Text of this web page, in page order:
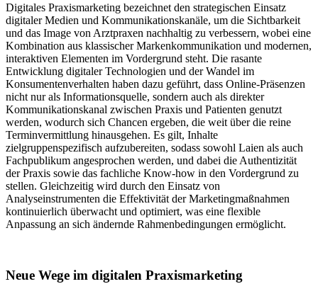
Digitales Praxismarketing bezeichnet den strategischen Einsatz
digitaler Medien und Kommunikationskanäle, um die Sichtbarkeit
und das Image von Arztpraxen nachhaltig zu verbessern, wobei eine
Kombination aus klassischer Markenkommunikation und modernen,
interaktiven Elementen im Vordergrund steht. Die rasante
Entwicklung digitaler Technologien und der Wandel im
Konsumentenverhalten haben dazu geführt, dass Online-Präsenzen
nicht nur als Informationsquelle, sondern auch als direkter
Kommunikationskanal zwischen Praxis und Patienten genutzt
werden, wodurch sich Chancen ergeben, die weit über die reine
Terminvermittlung hinausgehen. Es gilt, Inhalte
zielgruppenspezifisch aufzubereiten, sodass sowohl Laien als auch
Fachpublikum angesprochen werden, und dabei die Authentizität
der Praxis sowie das fachliche Know-how in den Vordergrund zu
stellen. Gleichzeitig wird durch den Einsatz von
Analyseinstrumenten die Effektivität der Marketingmaßnahmen
kontinuierlich überwacht und optimiert, was eine flexible
Anpassung an sich ändernde Rahmenbedingungen ermöglicht.
Neue Wege im digitalen Praxismarketing